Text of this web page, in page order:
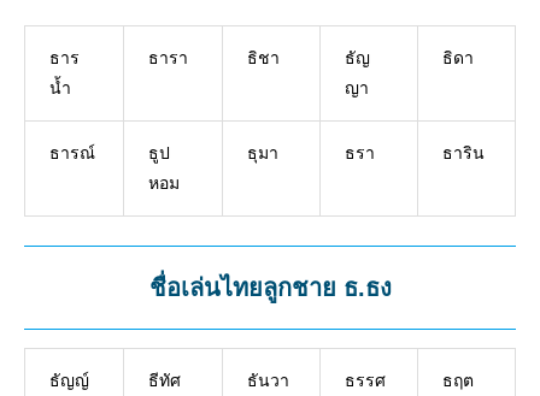
ธาร
น้ำ
ธารา ธิชา
ธัญ
ญา
ธิดา
ธารณ์
ธูป
หอม
ธุมา ธรา ธาริน
ชื่อเล่นไทยลูกชาย ธ.ธง
ธัญญ์ ธีทัศ ธันวา ธรรศ ธฤต